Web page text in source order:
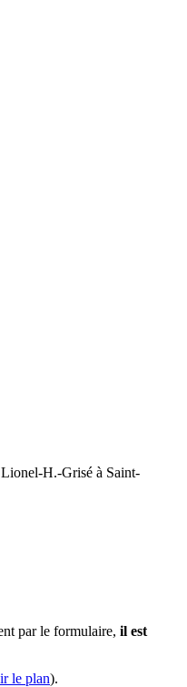
Lionel-H.-Grisé à Saint-
par le formulaire, il est
le plan).